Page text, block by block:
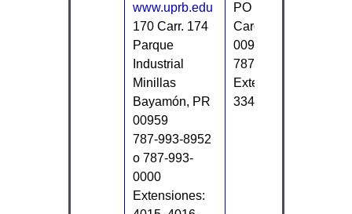
www.uprb.edu
170 Carr. 174
Parque
Industrial
Minillas
Bayamón, PR
00959
787-993-8952
o 787-993-
0000
Extensiones:
PO Box 4800
Carolina, PR
00984-4800
787-257-0000
Extensiones: 3237,
3348, 3509